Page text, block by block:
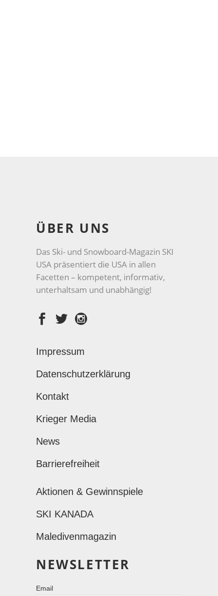
ÜBER UNS
Das Ski- und Snowboard-Magazin SKI
USA präsentiert die USA in allen
Facetten – kompetent, informativ,
unterhaltsam und unabhängig!
Impressum
Datenschutzerklärung
Kontakt
Krieger Media
News
Barrierefreiheit
Aktionen & Gewinnspiele
SKI KANADA
Maledivenmagazin
NEWSLETTER
Email